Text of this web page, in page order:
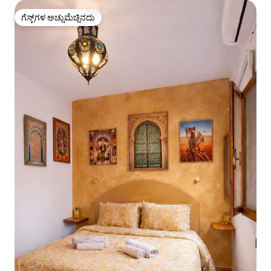
ಗೆಸ್ಟ್‌ಗಳ ಅಚ್ಚುಮೆಚ್ಚಿನದು
ಗೆಸ್ಟ್‌ಗಳ ಅಚ್ಚುಮೆಚ್ಚಿನದು